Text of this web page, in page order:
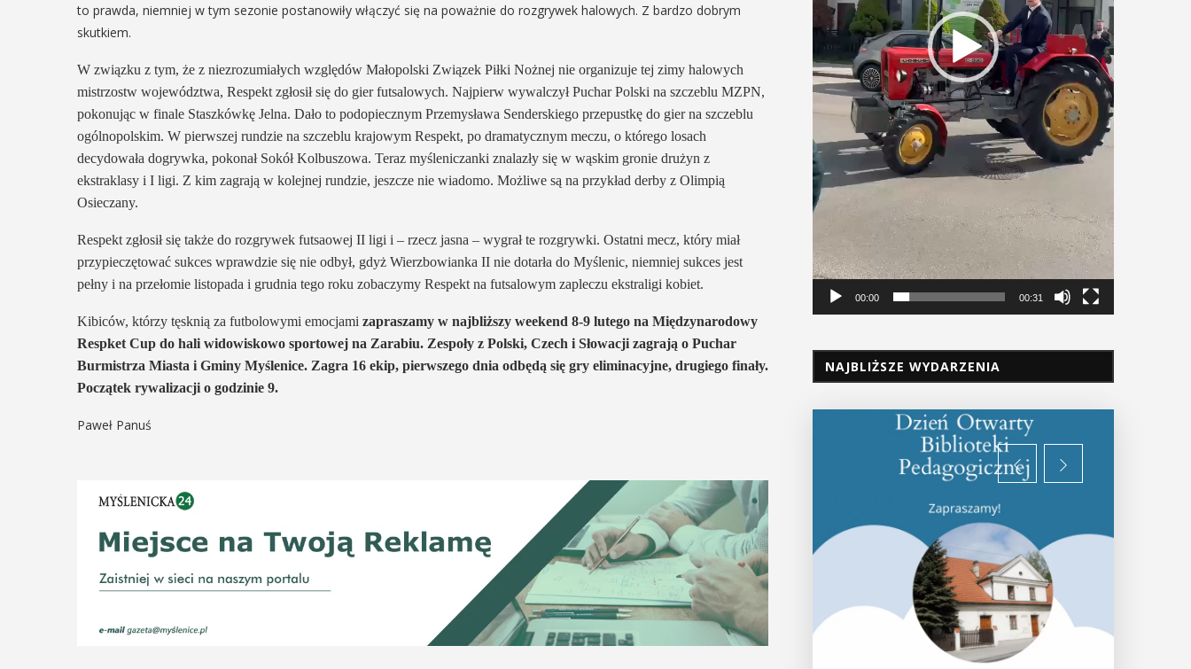
to prawda, niemniej w tym sezonie postanowiły włączyć się na poważnie do rozgrywek halowych. Z bardzo dobrym
skutkiem.
W związku z tym, że z niezrozumiałych względów Małopolski Związek Piłki Nożnej nie organizuje tej zimy halowych
mistrzostw województwa, Respekt zgłosił się do gier futsalowych. Najpierw wywalczył Puchar Polski na szczeblu MZPN,
pokonując w finale Staszkówkę Jelna. Dało to podopiecznym Przemysława Senderskiego przepustkę do gier na szczeblu
ogólnopolskim. W pierwszej rundzie na szczeblu krajowym Respekt, po dramatycznym meczu, o którego losach
decydowała dogrywka, pokonał Sokół Kolbuszowa. Teraz myśleniczanki znalazły się w wąskim gronie drużyn z
ekstraklasy i I ligi. Z kim zagrają w kolejnej rundzie, jeszcze nie wiadomo. Możliwe są na przykład derby z Olimpią
Osieczany.
Respekt zgłosił się także do rozgrywek futsaowej II ligi i – rzecz jasna – wygrał te rozgrywki. Ostatni mecz, który miał
przypieczętować sukces wprawdzie się nie odbył, gdyż Wierzbowianka II nie dotarła do Myślenic, niemniej sukces jest
pełny i na przełomie listopada i grudnia tego roku zobaczymy Respekt na futsalowym zapleczu ekstraligi kobiet.
Kibiców, którzy tęsknią za futbolowymi emocjami zapraszamy w najbliższy weekend 8-9 lutego na Międzynarodowy
Respket Cup do hali widowiskowo sportowej na Zarabiu. Zespoły z Polski, Czech i Słowacji zagrają o Puchar
Burmistrza Miasta i Gminy Myślenice. Zagra 16 ekip, pierwszego dnia odbędą się gry eliminacyjne, drugiego finały.
Początek rywalizacji o godzinie 9.
Paweł Panuś
00:00 00:31
NAJBLIŻSZE WYDARZENIA